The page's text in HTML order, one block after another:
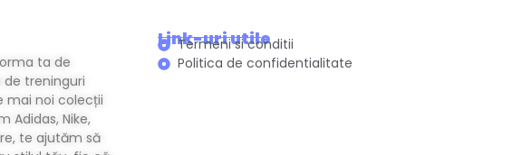
ta de
treninguri
mai noi colecții
Adidas, Nike,
te ajutăm să
Link-uri utile
Termeni si conditii
Politica de confidentialitate